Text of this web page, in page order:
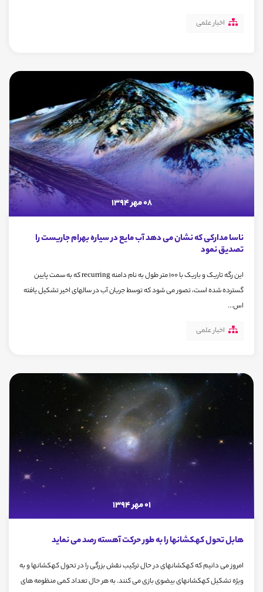
اخبار علمی
08 مهر 1394
ناسا مدارکی که نشان می دهد آب مایع در سیاره بهرام جاریست را
تصدیق نمود
این رگه تاریک و باریک با 100 متر طول به نام دامنه recurring که به سمت پایین
گسترده شده است، تصور می شود که توسط جریان آب در سالهای اخیر تشکیل یافته
اس...
اخبار علمی
01 مهر 1394
هابل تحول کهکشانها را به طور حرکت آهسته رصد می نماید
امروز می دانیم که کهکشانهای در حال ترکیب نقش بزرگی را در تحول کهکشانها و به
ویژه تشکیل کهکشانهای بیضوی بازی می کنند. به هر حال تعداد کمی منظومه های